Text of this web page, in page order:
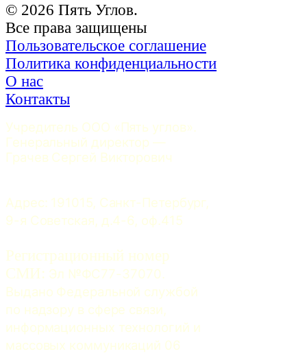
© 2026 Пять Углов.
Все права защищены
Пользовательское соглашение
Политика конфиденциальности
О нас
Контакты
Учредитель ООО «Пять углов».
Генеральный директор —
Грачев Сергей Викторович
Адрес: 191015, Санкт-Петербург,
9-я Советская, д.4-6, оф.415
Регистрационный номер
СМИ: Эл №ФС77-37070.
Выдано Федеральной службой
по надзору в сфере связи,
информационных технологий и
массовых коммуникаций 06